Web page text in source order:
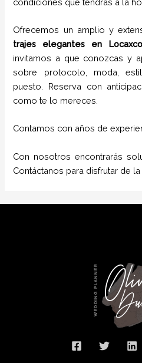
Ofrecemos un amplio y
trajes elegantes
en Locaxco
invitamos a que conozcas y
sobre protocolo, moda,
puesto. Reserva con
como te lo mereces.
Contamos con años de
Con nosotros encontrarás
Contáctanos para disfrutar de